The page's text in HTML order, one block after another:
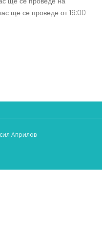
ще се проведе от 19:00
Априлов